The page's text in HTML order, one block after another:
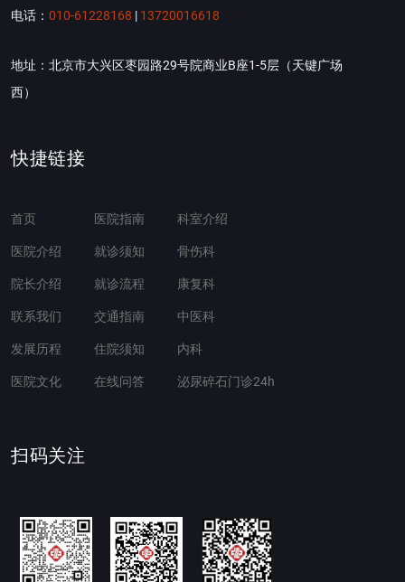
电话： 010-61228168 | 13720016618
地址：北京市大兴区枣园路29号院商业B座1-5层（天键广场
西）
快捷链接
首页
医院介绍
院长介绍
联系我们
发展历程
医院文化
医院指南
就诊须知
就诊流程
交通指南
住院须知
在线问答
科室介绍
骨伤科
康复科
中医科
内科
泌尿碎石门诊24h
扫码关注